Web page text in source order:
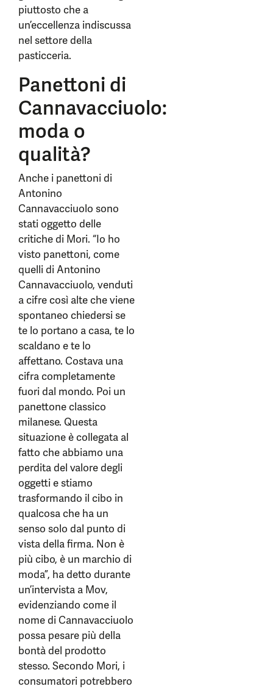
piuttosto che a
un’eccellenza indiscussa
nel settore della
pasticceria.
Panettoni di
Cannavacciuolo:
moda o
qualità?
Anche i panettoni di
Antonino
Cannavacciuolo sono
stati oggetto delle
critiche di Mori. “Io ho
visto panettoni, come
quelli di Antonino
Cannavacciuolo, venduti
a cifre così alte che viene
spontaneo chiedersi se
te lo portano a casa, te lo
scaldano e te lo
affettano. Costava una
cifra completamente
fuori dal mondo. Poi un
panettone classico
milanese. Questa
situazione è collegata al
fatto che abbiamo una
perdita del valore degli
oggetti e stiamo
trasformando il cibo in
qualcosa che ha un
senso solo dal punto di
vista della firma. Non è
più cibo, è un marchio di
moda”, ha detto durante
un’intervista a Mov,
evidenziando come il
nome di Cannavacciuolo
possa pesare più della
bontà del prodotto
stesso. Secondo Mori, i
consumatori potrebbero